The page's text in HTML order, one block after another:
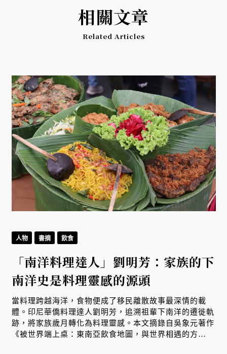
相關文章
Related Articles
人物 書摘 飲食
「南洋料理達人」劉明芳：家族的下
南洋史是料理靈感的源頭
當料理跨越海洋，食物便成了移民離散故事最深情的載
體。印尼華僑料理達人劉明芳，追溯祖輩下南洋的遷徙軌
跡，將家族歲月轉化為料理靈感。本文摘錄自吳象元著作
《被世界端上桌：東南亞飲食地圖，與世界相遇的方